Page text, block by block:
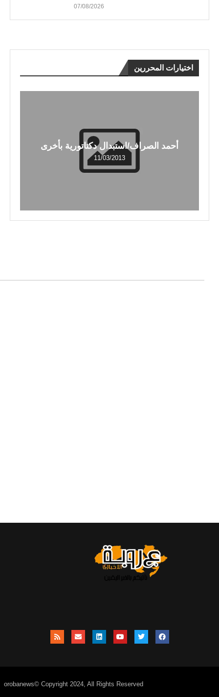
07/08/2026
اختيارات المحررين
أحمد الصراف/استبدال دكتاتورية بأخرى
11/03/2013
orobanews© Copyright 2024, All Rights Reserved